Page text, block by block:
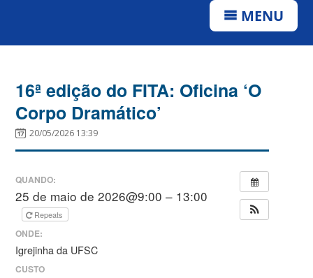
MENU
16ª edição do FITA: Oficina ‘O
Corpo Dramático’
20/05/2026 13:39
QUANDO:
25 de maio de 2026@9:00 – 13:00
Repeats
ONDE:
Igrejinha da UFSC
CUSTO